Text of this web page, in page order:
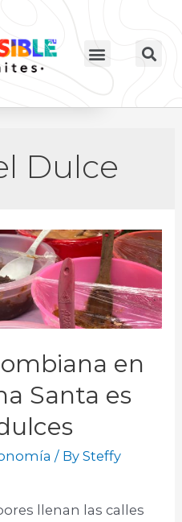
Dulce
en
Santa es
/ BySteffy
llenan las calles